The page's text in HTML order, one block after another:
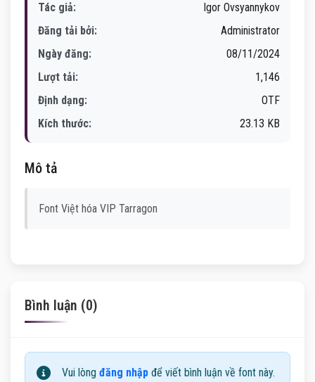
Tác giả:
Igor Ovsyannykov
Đăng tải bởi:
Administrator
Ngày đăng:
08/11/2024
Lượt tải:
1,146
Định dạng:
OTF
Kích thước:
23.13 KB
Mô tả
Font Việt hóa VIP Tarragon
Bình luận (0)
Vui lòng đăng nhập để viết bình luận về font này.